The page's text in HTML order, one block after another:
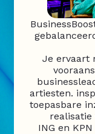
Je ervaart
artiesten.
toepasbare
realisatie
ING en